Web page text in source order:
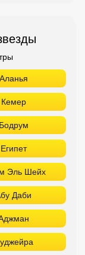
Аланья
Кемер
Бодрум
Египет
Эль Шейх
Даби